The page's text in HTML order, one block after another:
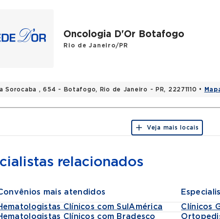
da Sociedade Brasileira de Transplante de Medula
da Câmara Técnica de Hematologia
Pedro
Oncologia D'Or Botafogo
Rio de Janeiro/PR
Sorocaba , 654 - Botafogo, Rio de Janeiro - PR, 22271110 •
Veja mais locais
relacionados
mais atendidos
Clínicos com SulAmérica
Clínicos com Bradesco
Clínicos